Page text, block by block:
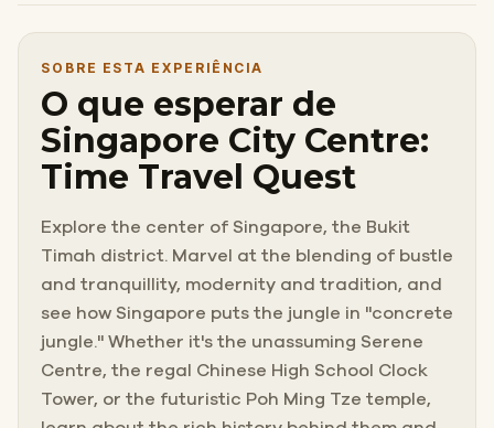
SOBRE ESTA EXPERIÊNCIA
O que esperar de
Singapore City Centre:
Time Travel Quest
Explore the center of Singapore, the Bukit
Timah district. Marvel at the blending of bustle
and tranquillity, modernity and tradition, and
see how Singapore puts the jungle in "concrete
jungle." Whether it's the unassuming Serene
Centre, the regal Chinese High School Clock
Tower, or the futuristic Poh Ming Tze temple,